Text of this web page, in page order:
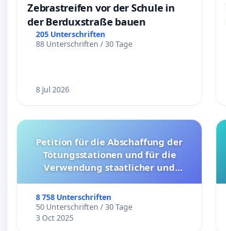
Zebrastreifen vor der Schule in
der Berduxstraße bauen
205 Unterschriften
88 Unterschriften / 30 Tage
8 Jul 2026
Petition für die Abschaffung der
Tötungsstationen und für die
Verwendung staatlicher und
8 758 Unterschriften
50 Unterschriften / 30 Tage
3 Oct 2025